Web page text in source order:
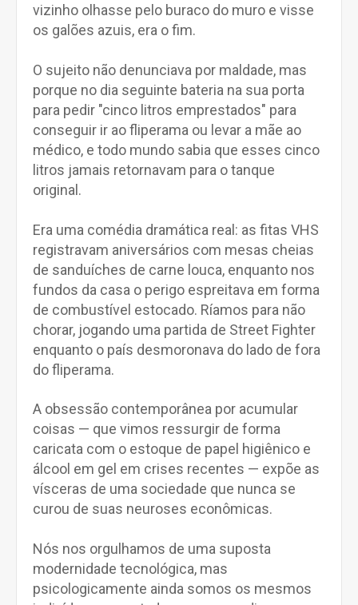
vizinho olhasse pelo buraco do muro e visse
os galões azuis, era o fim.
O sujeito não denunciava por maldade, mas
porque no dia seguinte bateria na sua porta
para pedir "cinco litros emprestados" para
conseguir ir ao fliperama ou levar a mãe ao
médico, e todo mundo sabia que esses cinco
litros jamais retornavam para o tanque
original.
Era uma comédia dramática real: as fitas VHS
registravam aniversários com mesas cheias
de sanduíches de carne louca, enquanto nos
fundos da casa o perigo espreitava em forma
de combustível estocado. Ríamos para não
chorar, jogando uma partida de Street Fighter
enquanto o país desmoronava do lado de fora
do fliperama.
A obsessão contemporânea por acumular
coisas — que vimos ressurgir de forma
caricata com o estoque de papel higiênico e
álcool em gel em crises recentes — expõe as
vísceras de uma sociedade que nunca se
curou de suas neuroses econômicas.
Nós nos orgulhamos de uma suposta
modernidade tecnológica, mas
psicologicamente ainda somos os mesmos